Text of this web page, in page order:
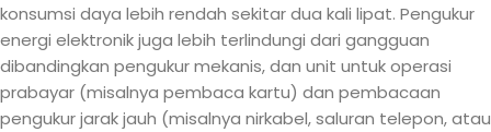
konsumsi daya lebih rendah sekitar dua kali lipat. Pengukur
energi elektronik juga lebih terlindungi dari gangguan
dibandingkan pengukur mekanis, dan unit untuk operasi
prabayar (misalnya pembaca kartu) dan pembacaan
pengukur jarak jauh (misalnya nirkabel, saluran telepon, atau